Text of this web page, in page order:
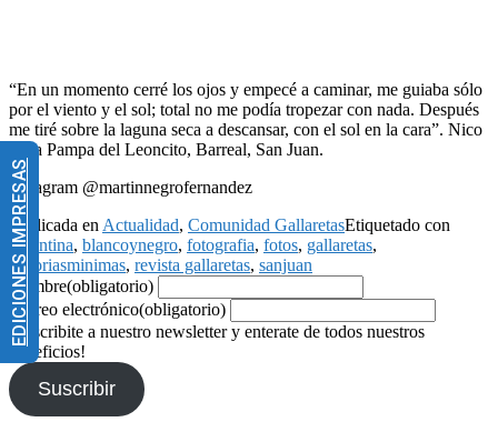
“En un momento cerré los ojos y empecé a caminar, me guiaba sólo
por el viento y el sol; total no me podía tropezar con nada. Después
me tiré sobre la laguna seca a descansar, con el sol en la cara”. Nico
en la Pampa del Leoncito, Barreal, San Juan.
Instagram @martinnegrofernandez
Publicada en Actualidad, Comunidad GallaretasEtiquetado con
argentina, blancoynegro, fotografia, fotos, gallaretas,
historiasminimas, revista gallaretas, sanjuan
Nombre(obligatorio)
Correo electrónico(obligatorio)
¡Suscribite a nuestro newsletter y enterate de todos nuestros
beneficios!
Suscribir
EDICIONES IMPRESAS